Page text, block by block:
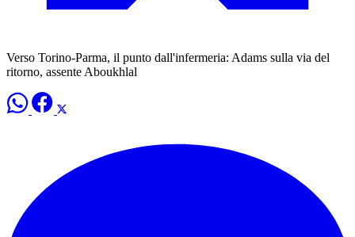
Verso Torino-Parma, il punto dall'infermeria: Adams sulla via del
ritorno, assente Aboukhlal